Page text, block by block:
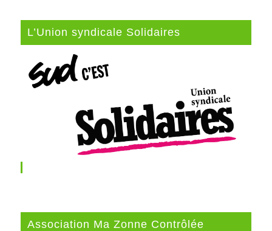
L’Union syndicale Solidaires
Association Ma Zonne Contrôlée